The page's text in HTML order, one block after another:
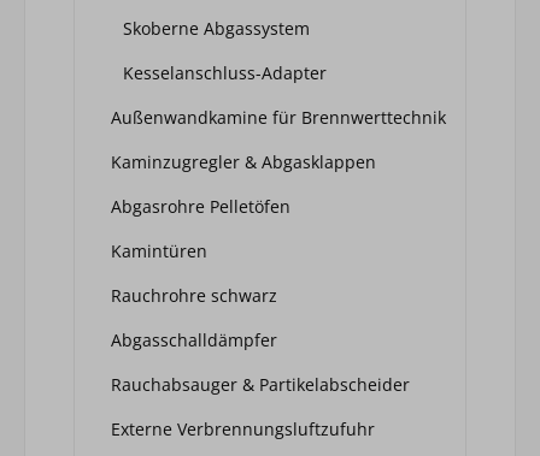
Skoberne Abgassystem
Kesselanschluss-Adapter
Außenwandkamine für Brennwerttechnik
Kaminzugregler & Abgasklappen
Abgasrohre Pelletöfen
Kamintüren
Rauchrohre schwarz
Abgasschalldämpfer
Rauchabsauger & Partikelabscheider
Externe Verbrennungsluftzufuhr